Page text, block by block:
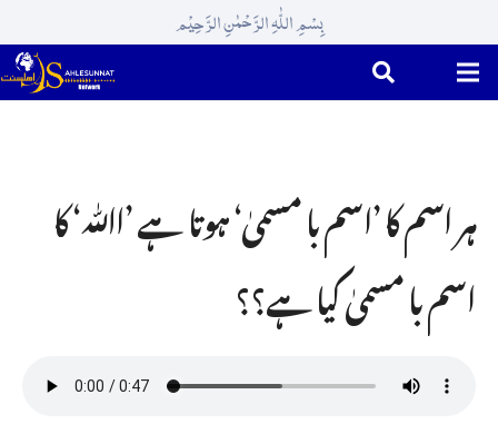
بِسْمِ اللّٰہِ الرَّحْمٰنِ الرَّحِیْم
ہر اسم کا ’اسم با مسمیٰ‘ ہوتا ہے ’اﷲ‘ کا
اسم با مسمیٰ کیا ہے؟؟